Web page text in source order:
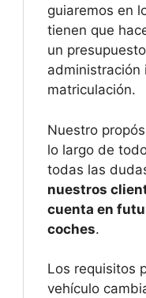
guiaremos en
tienen que
un
administración
matriculación.
Nuestro
lo largo de
todas las
nuestros
cuenta en
coches.
Los requisitos
vehículo